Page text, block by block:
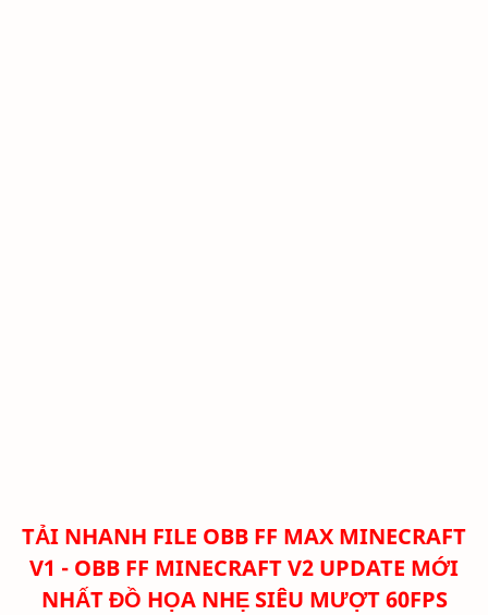
TẢI NHANH FILE OBB FF MAX MINECRAFT
V1 - OBB FF MINECRAFT V2 UPDATE MỚI
NHẤT ĐỒ HỌA NHẸ SIÊU MƯỢT 60FPS